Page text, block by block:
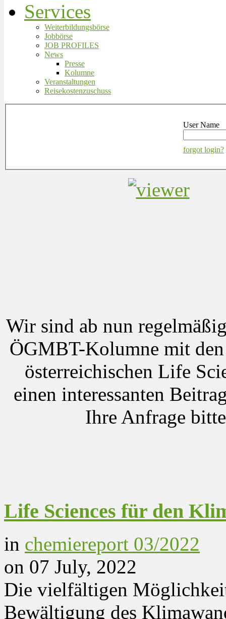
Services
Weiterbildungsbörse
Jobbörse
JOB PROFILES
News
Presse
Kolumne
Veranstaltungen
Reisekostenzuschuss
User Name
forgot login?
Wir sind ab nun
ÖGMBT-Kolumne mit
österreichischen Life
einen interessanten
Ihre Anfrage
Life Sciences für den
in chemiereport 03/2022
on 07 July, 2022
Die vielfältigen
Bewältigung des